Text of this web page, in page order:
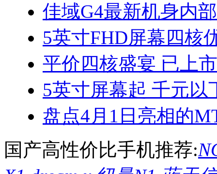
佳域G4最新机身内
5英寸FHD屏幕四核
平价四核盛宴 已上
5英寸屏幕起 千元以
盘点4月1日亮相的
国产高性价比手机推荐: